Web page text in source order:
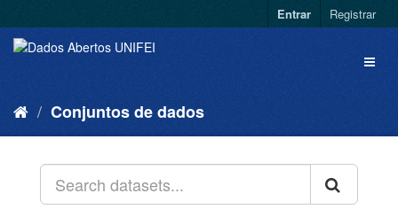
Entrar Registrar
Conjuntos de dados